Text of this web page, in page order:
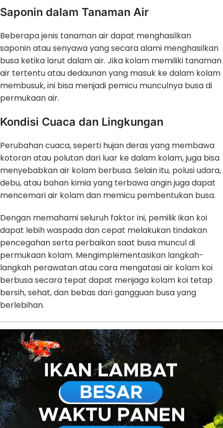
Saponin dalam Tanaman Air
Beberapa jenis tanaman air dapat menghasilkan
saponin atau senyawa yang secara alami menghasilkan
busa ketika larut dalam air. Jika kolam memiliki tanaman
air tertentu atau dedaunan yang masuk ke dalam kolam
membusuk, ini bisa menjadi pemicu munculnya busa di
permukaan air.
Kondisi Cuaca dan Lingkungan
Perubahan cuaca, seperti hujan deras yang membawa
kotoran atau polutan dari luar ke dalam kolam, juga bisa
menyebabkan air kolam berbusa. Selain itu, polusi udara,
debu, atau bahan kimia yang terbawa angin juga dapat
mencemari air kolam dan memicu pembentukan busa.
Dengan memahami seluruh faktor ini, pemilik ikan koi
dapat lebih waspada dan cepat melakukan tindakan
pencegahan serta perbaikan saat busa muncul di
permukaan kolam. Mengimplementasikan langkah-
langkah perawatan atau cara mengatasi air kolam koi
berbusa secara tepat dapat menjaga kolam koi tetap
bersih, sehat, dan bebas dari gangguan busa yang
berlebihan.